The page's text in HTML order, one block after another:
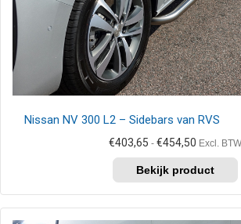
Nissan NV 300 L2 – Sidebars van RVS
€403,65 - €454,50 Prijsklasse:
tot
Excl. BTW
product
heeft
meerdere